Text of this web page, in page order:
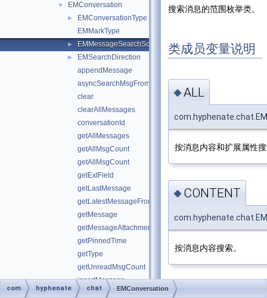
▼ EMConversation
►
EMConversationType
EMMarkType
► EMMessageSearchScope
►
EMSearchDirection
appendMessage
asyncSearchMsgFromDB
clear
clearAllMessages
conversationId
getAllMessages
getAllMsgCount
getAllMsgCount
getExtField
getLastMessage
getLatestMessageFromOthers
getMessage
getMessageAttachmentPath
getPinnedTime
getType
getUnreadMsgCount
insertMessage
isChatThread
搜索消息的范围枚举类。
类成员变量说明
◆ALL
按消息内容和扩展属性
◆ CONTENT
按消息内容搜索。
◆
com hyphenate chat EMConversation